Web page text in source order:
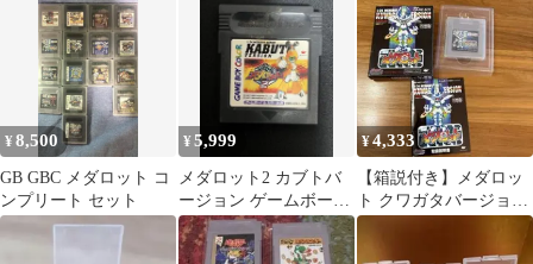
キラ 特典
¥8,500
GB GBC メダロット コ
ンプリート セット
¥5,999
メダロット2 カブトバ
ージョン ゲームボーイ
ソフト
¥4,333
【箱説付き】メダロッ
ト クワガタバージョン
ゲームボーイ GB 動作